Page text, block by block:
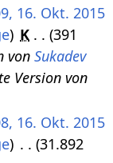
16. Okt. 2015
K
391
von Sukadev
Version von
16. Okt. 2015
31.892